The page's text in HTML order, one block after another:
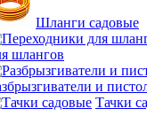
Шланги садовые
шлангов
и
Тачки